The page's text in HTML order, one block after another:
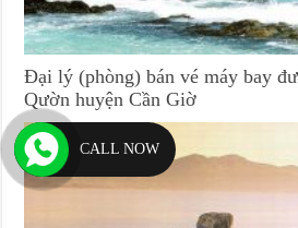
Đại lý (phòng) bán vé máy bay
Qườn huyện Cần Giờ
CALL NOW